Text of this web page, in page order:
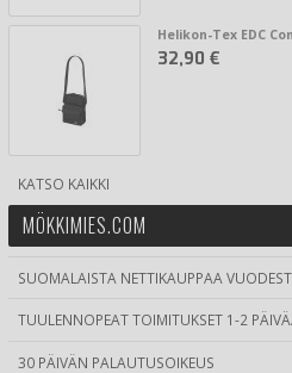
Helikon-Tex EDC
32,90 €
KATSO KAIKKI
MÖKKIMIES.COM
SUOMALAISTA NETTIKAUPPAA
TUULENNOPEAT TOIMITUKSET 1-2
30 PÄIVÄN PALAUTUSOIKEUS